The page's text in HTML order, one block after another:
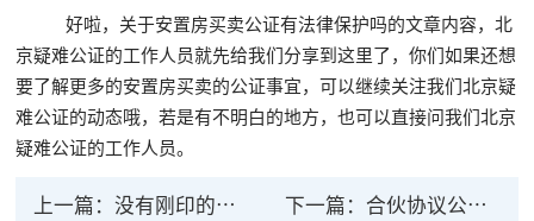
好啦，关于安置房买卖公证有法律保护吗的文章内容，北
京疑难公证的工作人员就先给我们分享到这里了，你们如果还想
要了解更多的安置房买卖的公证事宜，可以继续关注我们北京疑
难公证的动态哦，若是有不明白的地方，也可以直接问我们北京
疑难公证的工作人员。
上一篇：没有刚印的公证书有法律效力吗 下一篇： 合伙协议公证有法律效力么 协议如何认定